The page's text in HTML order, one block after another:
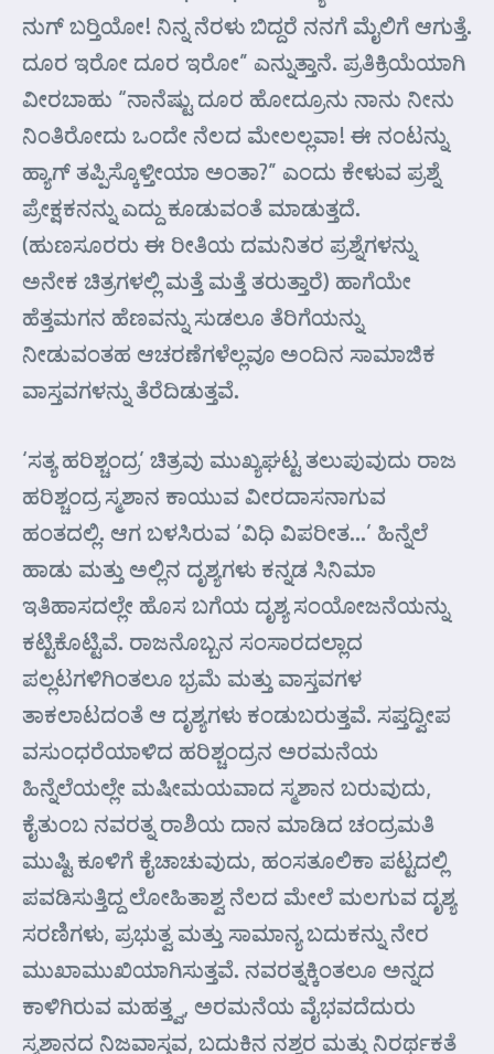
ನುಗ್ ಬರ್‍ತಿಯೋ! ನಿನ್ನ ನೆರಳು ಬಿದ್ದರೆ ನನಗೆ ಮೈಲಿಗೆ ಆಗುತ್ತೆ.
ದೂರ ಇರೋ ದೂರ ಇರೋ” ಎನ್ನುತ್ತಾನೆ. ಪ್ರತಿಕ್ರಿಯೆಯಾಗಿ
ವೀರಬಾಹು “ನಾನೆಷ್ಟು ದೂರ ಹೋದ್ರೂನು ನಾನು ನೀನು
ನಿಂತಿರೋದು ಒಂದೇ ನೆಲದ ಮೇಲಲ್ಲವಾ! ಈ ನಂಟನ್ನು
ಹ್ಯಾಗ್ ತಪ್ಪಿಸ್ಕೊಳ್ತೀಯಾ ಅಂತಾ?” ಎಂದು ಕೇಳುವ ಪ್ರಶ್ನೆ
ಪ್ರೇಕ್ಷಕನನ್ನು ಎದ್ದು ಕೂಡುವಂತೆ ಮಾಡುತ್ತದೆ.
(ಹುಣಸೂರರು ಈ ರೀತಿಯ ದಮನಿತರ ಪ್ರಶ್ನೆಗಳನ್ನು
ಅನೇಕ ಚಿತ್ರಗಳಲ್ಲಿ ಮತ್ತೆ ಮತ್ತೆ ತರುತ್ತಾರೆ) ಹಾಗೆಯೇ
ಹೆತ್ತಮಗನ ಹೆಣವನ್ನು ಸುಡಲೂ ತೆರಿಗೆಯನ್ನು
ನೀಡುವಂತಹ ಆಚರಣೆಗಳೆಲ್ಲವೂ ಅಂದಿನ ಸಾಮಾಜಿಕ
ವಾಸ್ತವಗಳನ್ನು ತೆರೆದಿಡುತ್ತವೆ.
‘ಸತ್ಯ ಹರಿಶ್ಚಂದ್ರ’ ಚಿತ್ರವು ಮುಖ್ಯಘಟ್ಟ ತಲುಪುವುದು ರಾಜ
ಹರಿಶ್ಚಂದ್ರ ಸ್ಮಶಾನ ಕಾಯುವ ವೀರದಾಸನಾಗುವ
ಹಂತದಲ್ಲಿ. ಆಗ ಬಳಸಿರುವ ‘ವಿಧಿ ವಿಪರೀತ…’ ಹಿನ್ನೆಲೆ
ಹಾಡು ಮತ್ತು ಅಲ್ಲಿನ ದೃಶ್ಯಗಳು ಕನ್ನಡ ಸಿನಿಮಾ
ಇತಿಹಾಸದಲ್ಲೇ ಹೊಸ ಬಗೆಯ ದೃಶ್ಯ ಸಂಯೋಜನೆಯನ್ನು
ಕಟ್ಟಿಕೊಟ್ಟಿವೆ. ರಾಜನೊಬ್ಬನ ಸಂಸಾರದಲ್ಲಾದ
ಪಲ್ಲಟಗಳಿಗಿಂತಲೂ ಭ್ರಮೆ ಮತ್ತು ವಾಸ್ತವಗಳ
ತಾಕಲಾಟದಂತೆ ಆ ದೃಶ್ಯಗಳು ಕಂಡುಬರುತ್ತವೆ. ಸಪ್ತದ್ವೀಪ
ವಸುಂಧರೆಯಾಳಿದ ಹರಿಶ್ಚಂದ್ರನ ಅರಮನೆಯ
ಹಿನ್ನೆಲೆಯಲ್ಲೇ ಮಷೀಮಯವಾದ ಸ್ಮಶಾನ ಬರುವುದು,
ಕೈತುಂಬ ನವರತ್ನ ರಾಶಿಯ ದಾನ ಮಾಡಿದ ಚಂದ್ರಮತಿ
ಮುಷ್ಟಿ ಕೂಳಿಗೆ ಕೈಚಾಚುವುದು, ಹಂಸತೂಲಿಕಾ ಪಟ್ಟದಲ್ಲಿ
ಪವಡಿಸುತ್ತಿದ್ದ ಲೋಹಿತಾಶ್ವ ನೆಲದ ಮೇಲೆ ಮಲಗುವ ದೃಶ್ಯ
ಸರಣಿಗಳು, ಪ್ರಭುತ್ವ ಮತ್ತು ಸಾಮಾನ್ಯ ಬದುಕನ್ನು ನೇರ
ಮುಖಾಮುಖಿಯಾಗಿಸುತ್ತವೆ. ನವರತ್ನಕ್ಕಿಂತಲೂ ಅನ್ನದ
ಕಾಳಿಗಿರುವ ಮಹತ್ತ್ವ, ಅರಮನೆಯ ವೈಭವದೆದುರು
ಸ್ಮಶಾನದ ನಿಜವಾಸ್ತವ, ಬದುಕಿನ ನಶ್ವರ ಮತ್ತು ನಿರರ್ಥಕತೆ